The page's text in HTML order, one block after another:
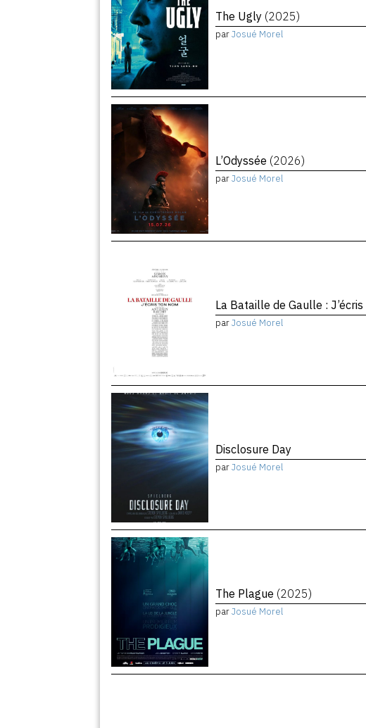
The Ugly (2025)
parJosué Morel
L’Odyssée (2026)
parJosué Morel
La Bataille de Gaulle :
parJosué Morel
Disclosure Day
parJosué Morel
The Plague (2025)
parJosué Morel